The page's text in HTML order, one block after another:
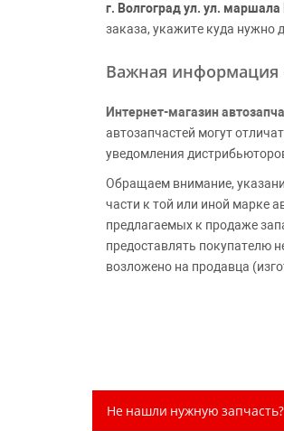
г. Волгоград ул. ул.
заказа, укажите куда нужно
Важная информация
Интернет-магазин
автозапчастей могут
уведомления
Обращаем внимание,
части к той или иной марке
предлагаемых к продаже
предоставлять покупателю
возложено на продавца
Не нашли нужную запчасть?